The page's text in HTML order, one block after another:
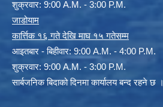
शुक्रवार: 9:00 A.M. - 3:00 P.M.
जाडोयाम
कार्त्तिक १६ गते देखि माघ १५ गतेसम्म
आइतबार - बिहीवार: 9:00 A.M. - 4:00 P.M.
शुक्रवार: 9:00 A.M. - 3:00 P.M.
सार्बजनिक बिदाको दिनमा कार्यालय बन्द रहने छ ।